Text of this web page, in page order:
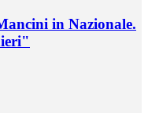
in Nazionale.